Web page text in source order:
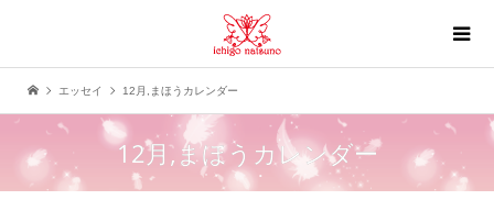
エッセイ 12月,まほうカレンダー
12月,まほうカレンダー